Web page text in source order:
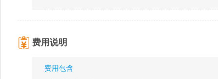
费用说明
费用包含